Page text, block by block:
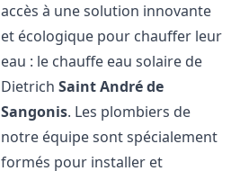
accès à une solution innovante
et écologique pour chauffer leur
eau : le chauffe eau solaire de
DietrichSaint André de
Sangonis. Les plombiers de
notre équipe sont spécialement
formés pour installer et